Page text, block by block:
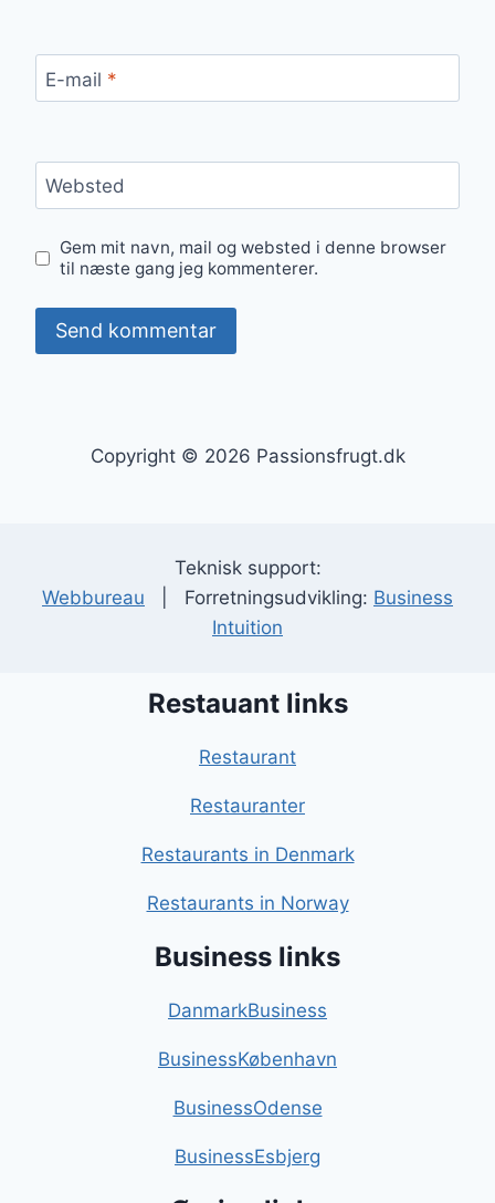
E-mail *
Websted
Gem mit navn, mail og websted i denne browser
til næste gang jeg kommenterer.
Copyright © 2026 Passionsfrugt.dk
Teknisk support:
Webbureau | Forretningsudvikling: Business
Intuition
Restauant links
Restaurant
Restauranter
Restaurants in Denmark
Restaurants in Norway
Business links
DanmarkBusiness
BusinessKøbenhavn
BusinessOdense
BusinessEsbjerg